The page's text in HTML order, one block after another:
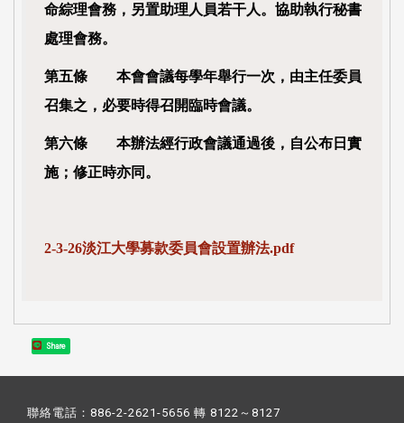
命綜理會務，另置助理人員若干人。協助執行秘書
處理會務。
第五條 本會會議每學年舉行一次，由主任委員
召集之，必要時得召開臨時會議。
第六條 本辦法經行政會議通過後，自公布日實
施；修正時亦同。
2-3-26淡江大學募款委員會設置辦法.pdf
Share
聯絡電話：886-2-2621-5656 轉 8122～8127